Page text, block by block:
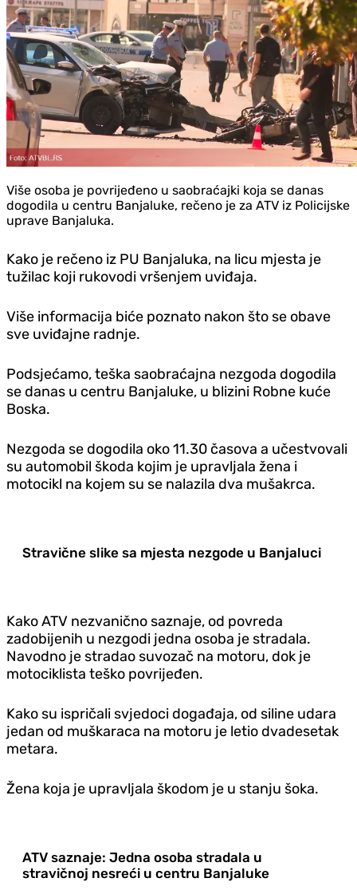
Više osoba je povrijeđeno u saobraćajki koja se danas
dogodila u centru Banjaluke, rečeno je za ATV iz Policijske
uprave Banjaluka.
Kako je rečeno iz PU Banjaluka, na licu mjesta je
tužilac koji rukovodi vršenjem uviđaja.
Više informacija biće poznato nakon što se obave
sve uviđajne radnje.
Podsjećamo, teška saobraćajna nezgoda dogodila
se danas u centru Banjaluke, u blizini Robne kuće
Boska.
Nezgoda se dogodila oko 11.30 časova a učestvovali
su automobil škoda kojim je upravljala žena i
motocikl na kojem su se nalazila dva mušakrca.
Stravične slike sa mjesta nezgode u Banjaluci
Kako ATV nezvanično saznaje, od povreda
zadobijenih u nezgodi jedna osoba je stradala.
Navodno je stradao suvozač na motoru, dok je
motociklista teško povrijeđen.
Kako su ispričali svjedoci događaja, od siline udara
jedan od muškaraca na motoru je letio dvadesetak
metara.
Žena koja je upravljala škodom je u stanju šoka.
ATV saznaje: Jedna osoba stradala u
stravičnoj nesreći u centru Banjaluke